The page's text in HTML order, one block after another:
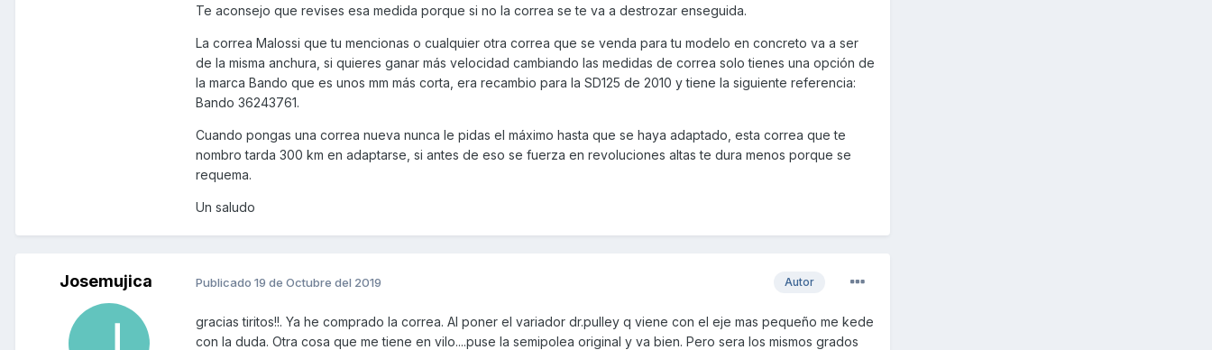
Te aconsejo que revises esa medida porque si no la correa se te va a destrozar enseguida.
La correa Malossi que tu mencionas o cualquier otra correa que se venda para tu modelo en concreto va a ser
de la misma anchura, si quieres ganar más velocidad cambiando las medidas de correa solo tienes una opción de
la marca Bando que es unos mm más corta, era recambio para la SD125 de 2010 y tiene la siguiente referencia:
Bando 36243761.
Cuando pongas una correa nueva nunca le pidas el máximo hasta que se haya adaptado, esta correa que te
nombro tarda 300 km en adaptarse, si antes de eso se fuerza en revoluciones altas te dura menos porque se
requema.
Un saludo
Josemujica Autor
Publicado 19 de Octubre del 2019
gracias tiritos!!. Ya he comprado la correa. Al poner el variador dr.pulley q viene con el eje mas pequeño me kede
con la duda. Otra cosa que me tiene en vilo....puse la semipolea original y va bien. Pero sera los mismos grados